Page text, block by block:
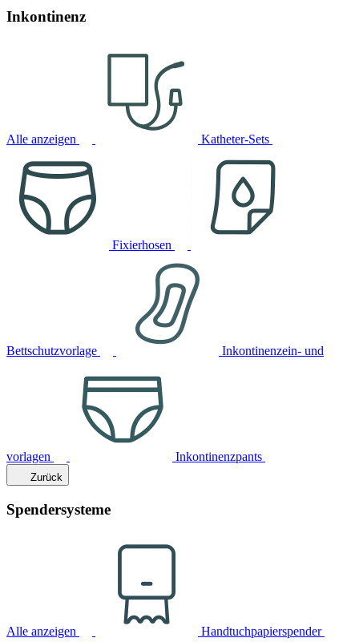
Inkontinenz
Alle anzeigen Katheter-Sets
Fixierhosen
Bettschutzvorlage Inkontinenzein- und
vorlagen Inkontinenzpants
Zurück
Spendersysteme
Alle anzeigen Handtuchpapierspender